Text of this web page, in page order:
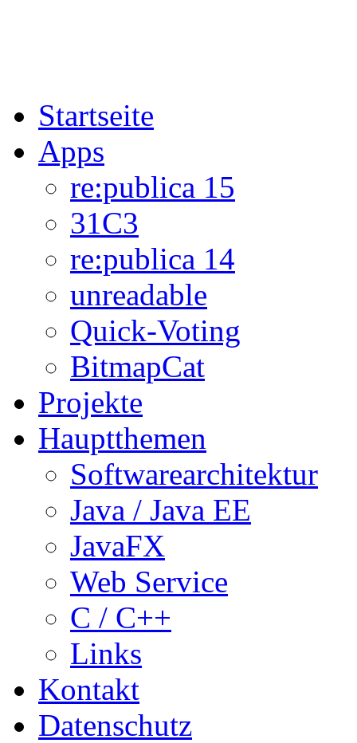
Startseite
Apps
re:publica 15
31C3
re:publica 14
unreadable
Quick-Voting
BitmapCat
Projekte
Hauptthemen
Softwarearchitektur
Java / Java EE
JavaFX
Web Service
C / C++
Links
Kontakt
Datenschutz